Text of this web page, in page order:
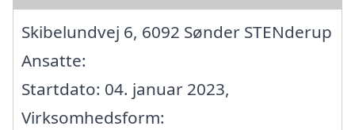
Skibelundvej 6, 6092 Sønder STENderup
Ansatte:
Startdato: 04. januar 2023,
Virksomhedsform: